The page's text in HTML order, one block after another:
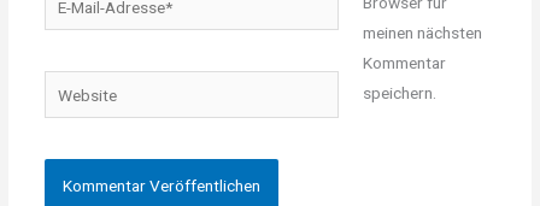
Mail-
Website
meinen nächsten
Kommentar
speichern.